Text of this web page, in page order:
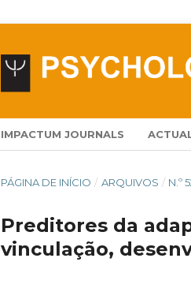
IMPACTUM JOURNALS
PÁGINA DE INÍCIO / ARQUIVOS / N.º
Preditores da
vinculação,